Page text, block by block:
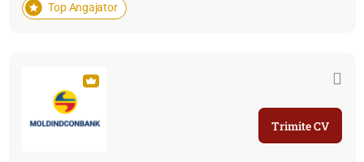
Top Angajator
Trimite CV